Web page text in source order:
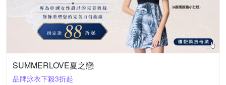
SUMMERLOVE夏之戀
品牌泳衣下殺3折起